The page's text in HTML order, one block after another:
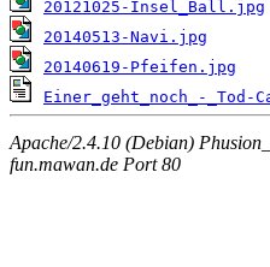
20121025-Insel_Ball.jpg
20140513-Navi.jpg
20140619-Pfeifen.jpg
Einer_geht_noch_-_Tod-
Apache/2.4.10 (Debian)
fun.mawan.de Port 80